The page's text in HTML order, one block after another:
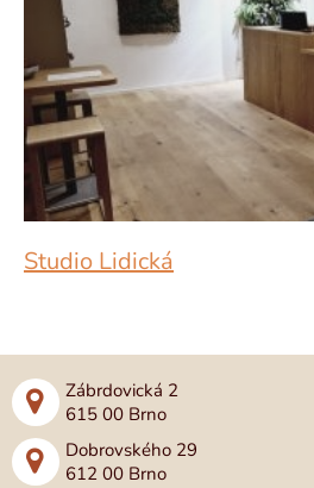
Studio Lidická
Zábrdovická 2
615 00 Brno
Dobrovského 29
612 00 Brno